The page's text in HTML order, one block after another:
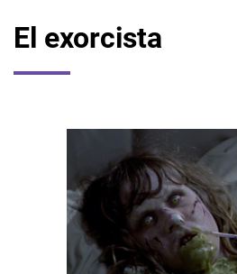
El exorcista